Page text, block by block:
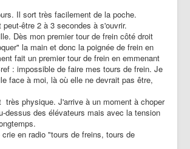
Il sort très facilement de la poche.
être 2 à 3 secondes à s'ouvrir.
Dès mon premier tour de frein côté droit
la main et donc la poignée de frein en
fait un premier tour de frein en emmenant
: impossible de faire mes tours de frein. Je
face à moi, là où elle ne devrait pas être,
très physique. J'arrive à un moment à choper
dessus des élévateurs mais avec la tension
en radio "tours de freins, tours de